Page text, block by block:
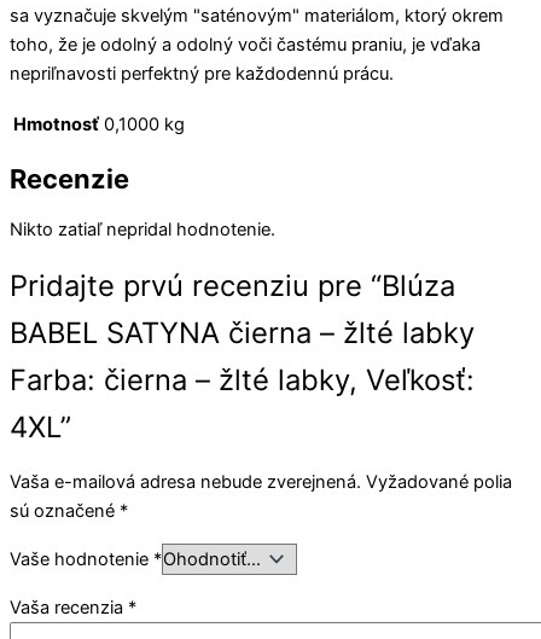
sa vyznačuje skvelým "saténovým" materiálom, ktorý okrem
toho, že je odolný a odolný voči častému praniu, je vďaka
nepriľnavosti perfektný pre každodennú prácu.
Hmotnosť 0,1000 kg
Recenzie
Nikto zatiaľ nepridal hodnotenie.
Pridajte prvú recenziu pre “Blúza
BABEL SATYNA čierna – žlté labky
Farba: čierna – žlté labky, Veľkosť:
4XL”
Vaša e-mailová adresa nebude zverejnená. Vyžadované polia
sú označené *
Vaše hodnotenie *
Vaša recenzia *